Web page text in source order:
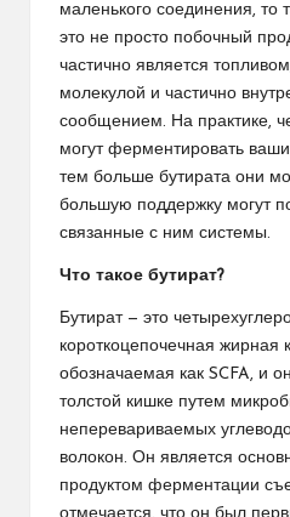
маленького соединения, то
это не просто побочный
частично является
молекулой и частично
сообщением. На практике,
могут ферментировать
тем больше бутирата они
большую поддержку могут
связанные с ним системы.
Что такое бутират?
Бутират — это
короткоцепочечная жирная
обозначаемая как SCFA, и
толстой кишке путем
неперевариваемых
волокон. Он является
продуктом ферментации